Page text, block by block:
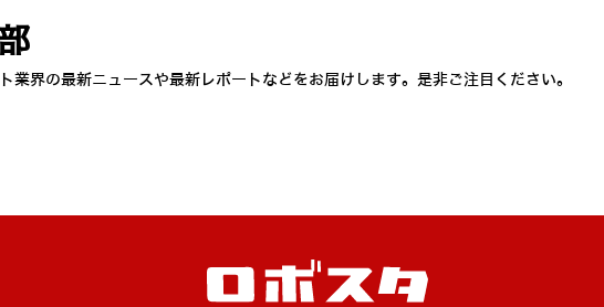
業界の最新ニュースや最新レポートなどをお届けします。是非ご注目ください。